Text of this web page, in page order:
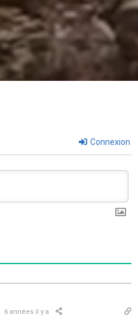
Connexion
6 années il y a